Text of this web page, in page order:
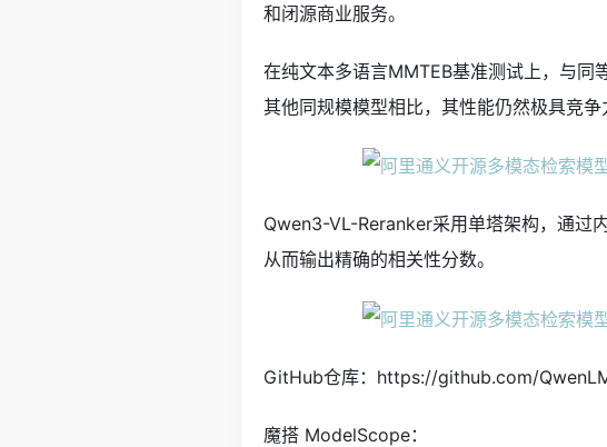
和闭源商业服务。
在纯文本多语言MMTEB基准测试上，与
其他同规模模型相比，其性能仍然极具竞争
Qwen3-VL-Reranker采用单塔架构，通过
从而输出精确的相关性分数。
GitHub仓库： https://github.com/
魔搭 ModelScope：